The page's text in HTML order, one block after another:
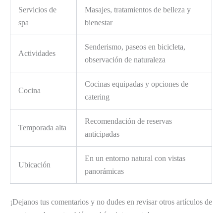
Servicios de
spa
Masajes, tratamientos de belleza y
bienestar
Actividades
Senderismo, paseos en bicicleta,
observación de naturaleza
Cocina
Cocinas equipadas y opciones de
catering
Temporada alta
Recomendación de reservas
anticipadas
Ubicación
En un entorno natural con vistas
panorámicas
¡Dejanos tus comentarios y no dudes en revisar otros artículos de